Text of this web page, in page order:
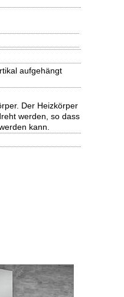
aufgehängt
Der Heizkörper
werden, so dass
kann.